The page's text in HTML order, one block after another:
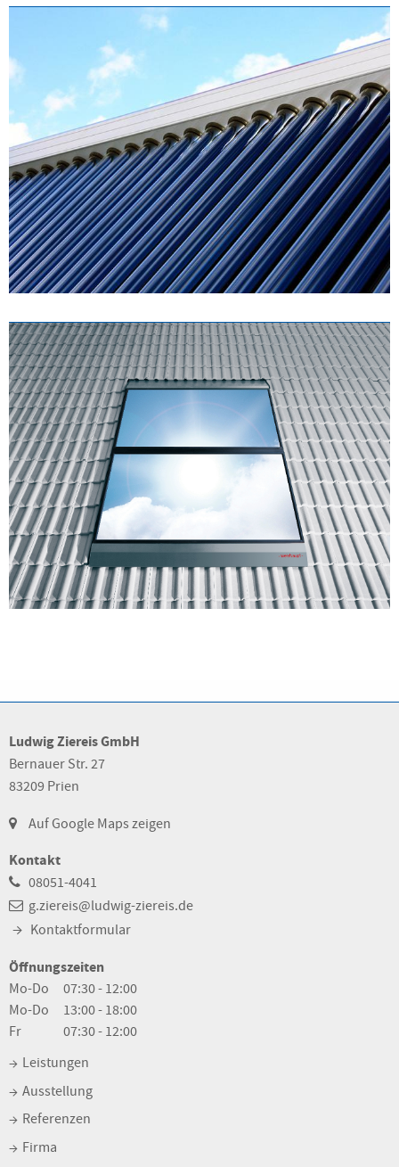
Ludwig Ziereis GmbH
Bernauer Str. 27
83209 Prien
Auf Google Maps zeigen
Kontakt
08051-4041
g.ziereis@ludwig-ziereis.de
Kontaktformular
Öffnungszeiten
Mo-Do
07:30 - 12:00
Mo-Do
13:00 - 18:00
Fr
07:30 - 12:00
Leistungen
Ausstellung
Referenzen
Firma